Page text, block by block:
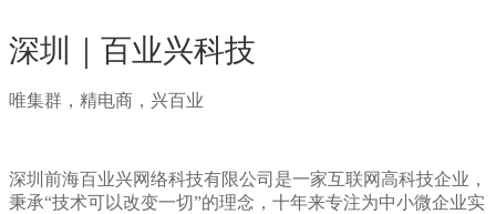
深圳｜百业兴科技
唯集群，精电商，兴百业
深圳前海百业兴网络科技有限公司是一家互联网高科技企业，
秉承“技术可以改变一切”的理念，十年来专注为中小微企业实